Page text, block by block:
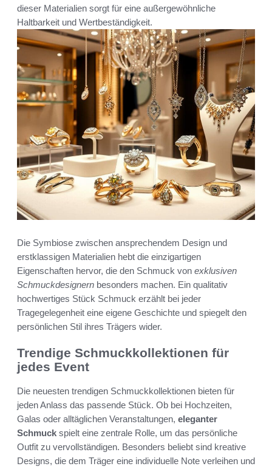
dieser Materialien sorgt für eine außergewöhnliche
Haltbarkeit und Wertbeständigkeit.
Die Symbiose zwischen ansprechendem Design und
erstklassigen Materialien hebt die einzigartigen
Eigenschaften hervor, die den Schmuck von exklusiven
Schmuckdesignern besonders machen. Ein qualitativ
hochwertiges Stück Schmuck erzählt bei jeder
Tragegelegenheit eine eigene Geschichte und spiegelt den
persönlichen Stil ihres Trägers wider.
Trendige Schmuckkollektionen für
jedes Event
Die neuesten trendigen Schmuckkollektionen bieten für
jeden Anlass das passende Stück. Ob bei Hochzeiten,
Galas oder alltäglichen Veranstaltungen, eleganter
Schmuck spielt eine zentrale Rolle, um das persönliche
Outfit zu vervollständigen. Besonders beliebt sind kreative
Designs, die dem Träger eine individuelle Note verleihen und